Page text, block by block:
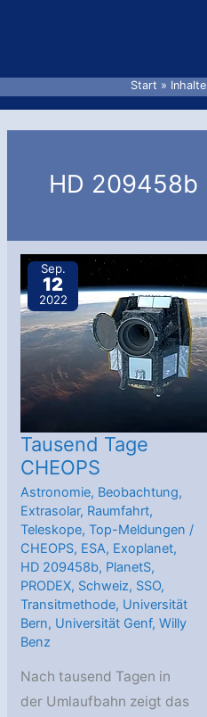
Start Inhalte
HD 209458b
Sep.
12
2022
Tausend Tage
CHEOPS
Astronomie, Beobachtung,
Extrasolar, Raumfahrt,
Teleskope,Top-Meldungen /
CHEOPS, ESA, Exoplanet,
HD 209458b, PlanetS,
PRODEX, Schweiz, SSO,
Transitmethode, Universität
Bern, Universität Genf,Willy
Benz
Nach tausend Tagen in
der Umlaufbahn zeigt das